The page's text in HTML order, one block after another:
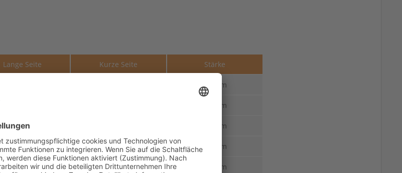
Lange Seite Kurze Seite Stärke
2,0 mm
2,0 mm
114 mm 2,0 mm
114 mm 73 mm 2,0 mm
114 mm 73 mm 2,0 mm